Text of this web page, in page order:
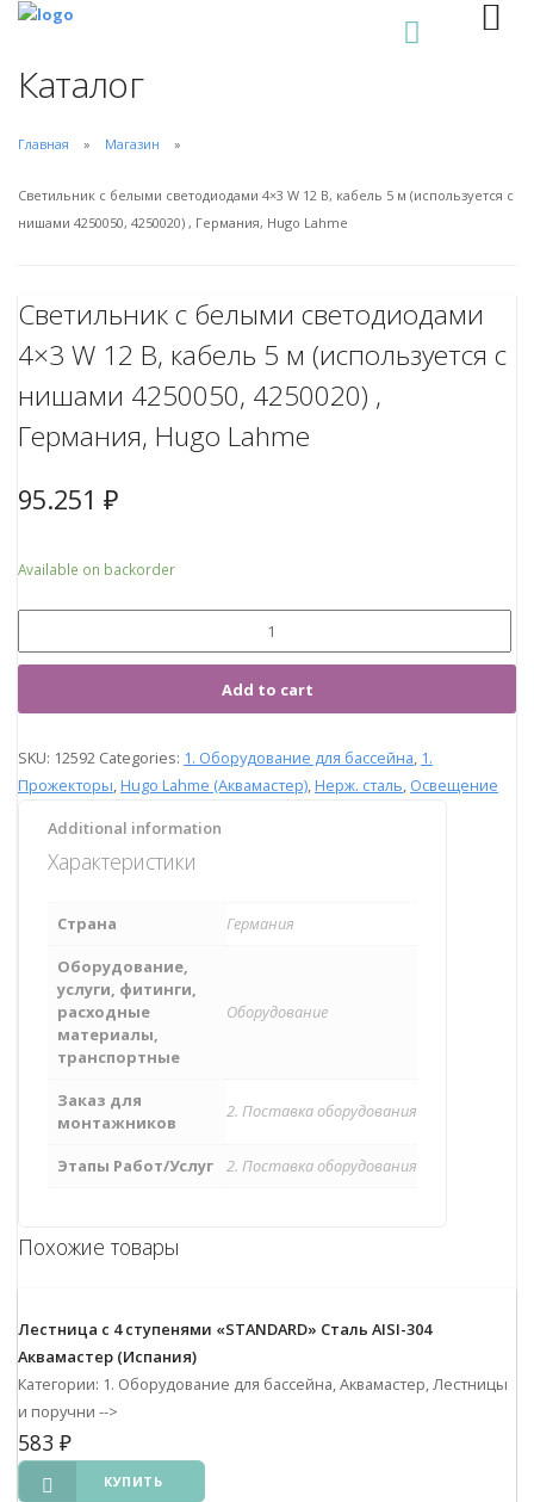
Каталог
Главная Магазин
Светильник с белыми светодиодами 4×3 W 12 В, кабель 5 м (используется с
нишами 4250050, 4250020) , Германия, Hugo Lahme
Светильник с белыми светодиодами
4×3 W 12 В, кабель 5 м (используется с
нишами 4250050, 4250020) ,
Германия, Hugo Lahme
95.251 ₽
Available on backorder
Add to cart
SKU: 12592 Categories: 1. Оборудование для бассейна, 1.
Прожекторы, Hugo Lahme (Аквамастер), Нерж. сталь, Освещение
Additional information
Характеристики
Страна
Германия
Оборудование,
услуги, фитинги,
расходные
материалы,
транспортные
Оборудование
Заказ для
монтажников
2. Поставка оборудования
Этапы Работ/Услуг 2. Поставка оборудования
Похожие товары
Лестница с 4 ступенями «STANDARD» Сталь AISI-304
Аквамастер (Испания)
Категории: 1. Оборудование для бассейна, Аквамастер, Лестницы
и поручни -->
583 ₽
КУПИТЬ